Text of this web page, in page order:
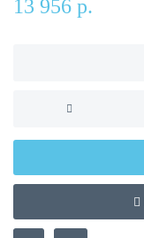
13 956 р.